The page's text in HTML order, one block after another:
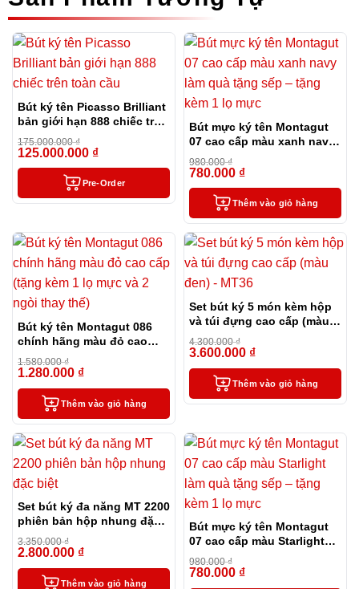
Bút ký tên Picasso Brilliant
bản giới hạn 888 chiếc trên
toàn cầu
175.000.000₫
125.000.000 ₫
Pre-Order
Bút mực ký tên Montagut
07 cao cấp màu xanh navy
làm quà tặng sếp – tặng
kèm 1 lọ mực
980.000₫
780.000 ₫
Thêm vào giỏ hàng
Bút ký tên Montagut 086
chính hãng màu đỏ cao
cấp tặng kèm 1 lọ mực và 2
ngòi thay thế
1.580.000₫
1.280.000 ₫
Thêm vào giỏ hàng
Set bút ký 5 món kèm hộp
và túi đựng cao cấp (màu
đen) – MT36
4.300.000₫
3.600.000 ₫
Thêm vào giỏ hàng
Set bút ký đa năng MT 2200
phiên bản hộp nhung đặc
biệt
3.350.000₫
2.800.000 ₫
Thêm vào giỏ hàng
Bút mực ký tên Montagut
07 cao cấp màu Starlight
làm quà tặng sếp – tặng
kèm 1 lọ mực
980.000₫
780.000 ₫